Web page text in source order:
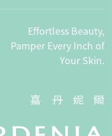
Effortless Beauty,
Pamper Every Inch of
Your Skin.